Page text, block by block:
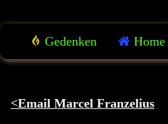
Gedenken Home
<Email Marcel Franzelius